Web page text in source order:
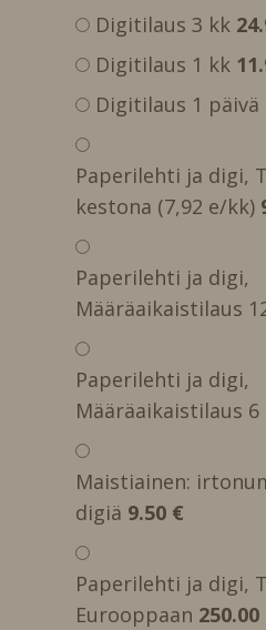
Digitilaus 3 kk
Digitilaus 1 kk
Digitilaus 1 päivä
Paperilehti ja digi,
kestona (7,92 e/kk)
Paperilehti ja digi,
Määräaikaistilaus
Paperilehti ja digi,
Määräaikaistilaus 6
Maistiainen:
digiä 9.50 €
Paperilehti ja digi,
Eurooppaan 250.00